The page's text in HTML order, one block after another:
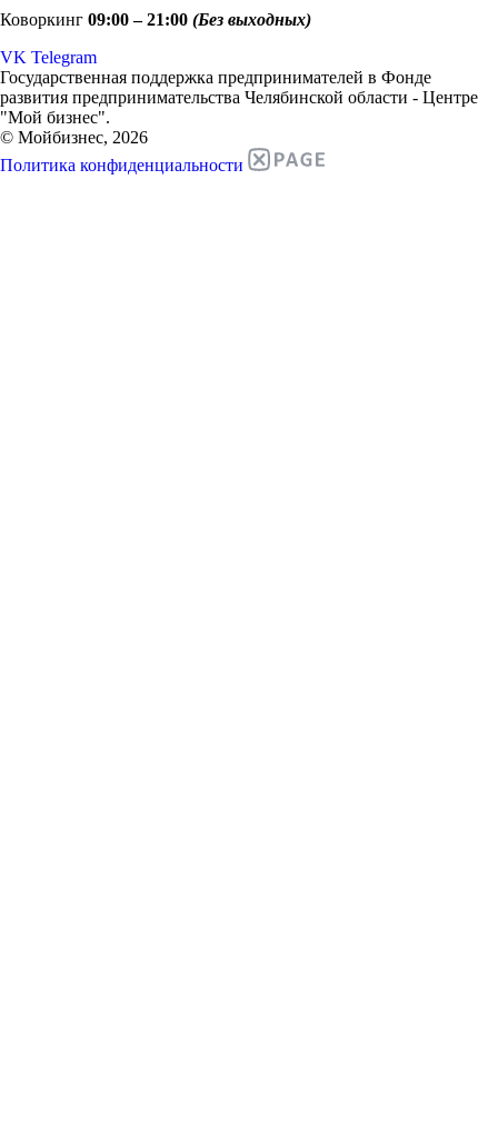
Коворкинг 09:00 – 21:00 (Без выходных)
VK Telegram
Государственная поддержка предпринимателей в Фонде
развития предпринимательства Челябинской области - Центре
"Мой бизнес".
© Мойбизнес, 2026
Политика конфиденциальности